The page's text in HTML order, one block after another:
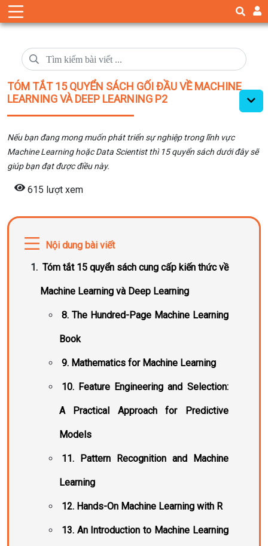
TÓM TẮT 15 QUYỂN SÁCH GỐI ĐẦU VỀ MACHINE
LEARNING VÀ DEEP LEARNING P2
Nếu bạn đang mong muốn phát triển sự nghiệp trong lĩnh vực
Machine Learning hoặc Data Scientist thì 15 quyển sách dưới đây sẽ
giúp bạn đạt được điều này.
615 lượt xem
Nội dung bài viết
Tóm tắt 15 quyển sách cung cấp kiến thức về
Machine Learning và Deep Learning
8. The Hundred-Page Machine Learning
Book
9. Mathematics for Machine Learning
10. Feature Engineering and Selection:
A Practical Approach for Predictive
Models
11. Pattern Recognition and Machine
Learning
12. Hands-On Machine Learning with R
13. An Introduction to Machine Learning